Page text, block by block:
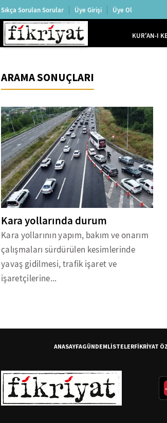
Sıkça Sorulan Sorular Üye Girişi Üye Ol
KUR'AN-I
ARAMA SONUÇLARI
Kara yollarında durum
Kara yollarının yapım, bakım ve onarım
çalışmaları sürdürülen kesimlerinde
yavaş gidilmesi, trafik işaret ve
işaretçilerine...
ANASAYFAGÜNDEMLİSTELERFİKRİYAT